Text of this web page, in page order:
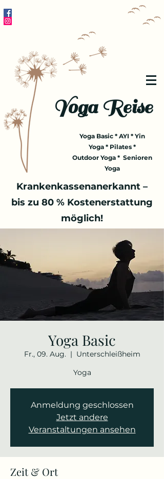
Yoga Reise
Yoga Basic * AYI * Yin
Yoga * Pilates *
Outdoor Yoga * Senioren
Yoga
Krankenkassenanerkannt –
bis zu 80 % Kostenerstattung
möglich!
Yoga Basic
Fr., 09. Aug.
  |
Unterschleißheim
Yoga
Anmeldung geschlossen
Jetzt andere
Veranstaltungen ansehen
Zeit & Ort